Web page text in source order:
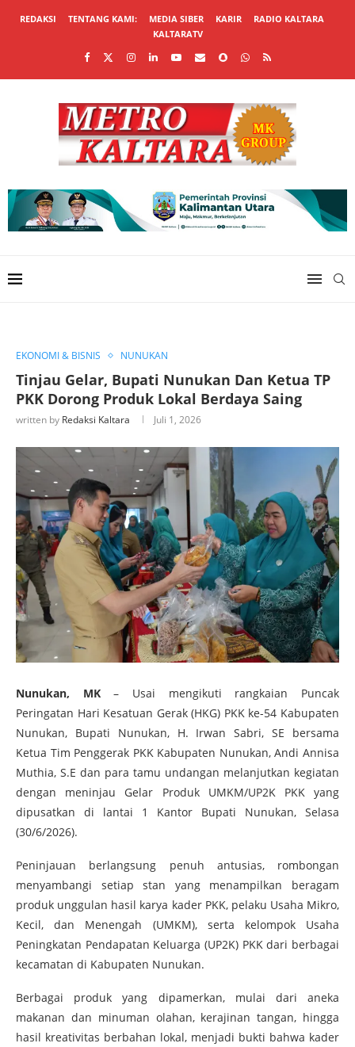
REDAKSI TENTANG KAMI: MEDIA SIBER KARIR
RADIO KALTARA
KALTARATV
EKONOMI & BISNIS NUNUKAN
Tinjau Gelar, Bupati Nunukan Dan Ketua TP
PKK Dorong Produk Lokal Berdaya Saing
written by Redaksi Kaltara Juli 1, 2026
Nunukan, MK– Usai mengikuti rangkaian Puncak
Peringatan Hari Kesatuan Gerak (HKG) PKK ke-54 Kabupaten
Nunukan, Bupati Nunukan, H. Irwan Sabri, SE bersama
Ketua Tim Penggerak PKK Kabupaten Nunukan, Andi Annisa
Muthia, S.E dan para tamu undangan melanjutkan kegiatan
dengan meninjau Gelar Produk UMKM/UP2K PKK yang
dipusatkan di lantai 1 Kantor Bupati Nunukan, Selasa
(30/6/2026).
Peninjauan berlangsung penuh antusias, rombongan
menyambangi setiap stan yang menampilkan beragam
produk unggulan hasil karya kader PKK, pelaku Usaha Mikro,
Kecil, dan Menengah (UMKM), serta kelompok Usaha
Peningkatan Pendapatan Keluarga (UP2K) PKK dari berbagai
kecamatan di Kabupaten Nunukan.
Berbagai produk yang dipamerkan, mulai dari aneka
makanan dan minuman olahan, kerajinan tangan, hingga
hasil kreativitas berbahan lokal, menjadi bukti bahwa kader